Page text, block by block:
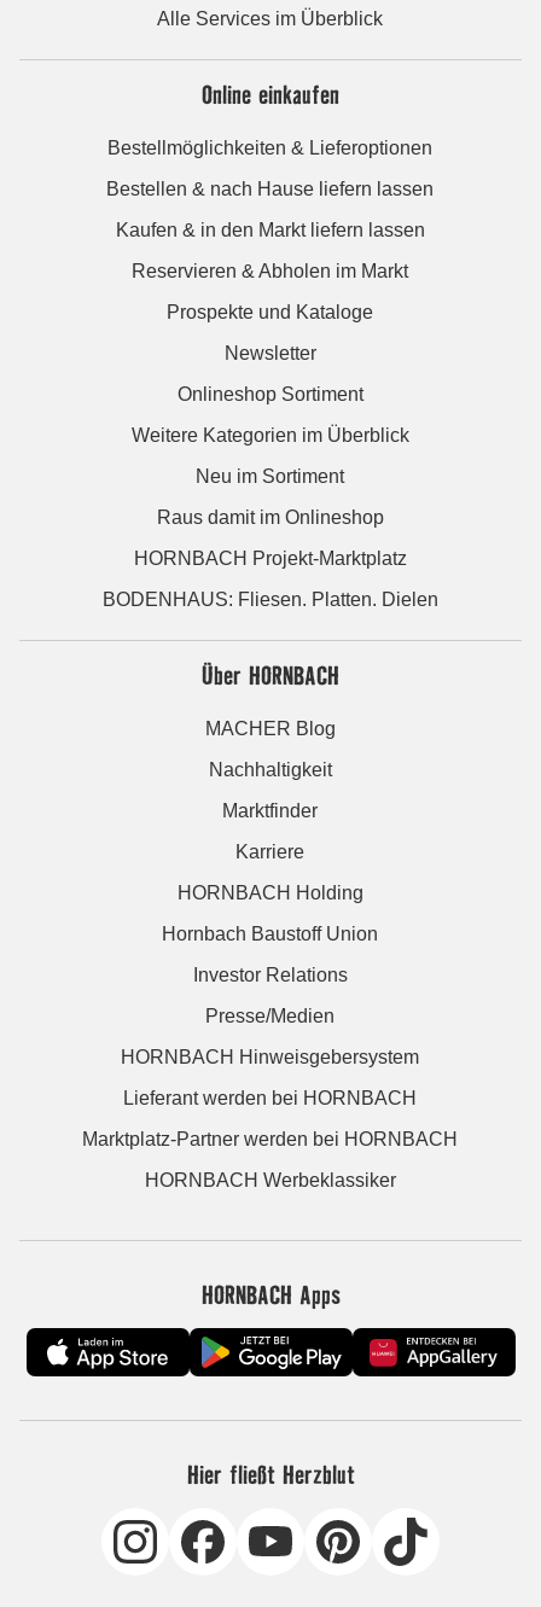
Alle Services im Überblick
Online einkaufen
Bestellmöglichkeiten & Lieferoptionen
Bestellen & nach Hause liefern lassen
Kaufen & in den Markt liefern lassen
Reservieren & Abholen im Markt
Prospekte und Kataloge
Newsletter
Onlineshop Sortiment
Weitere Kategorien im Überblick
Neu im Sortiment
Raus damit im Onlineshop
HORNBACH Projekt-Marktplatz
BODENHAUS: Fliesen. Platten. Dielen
Über HORNBACH
MACHER Blog
Nachhaltigkeit
Marktfinder
Karriere
HORNBACH Holding
Hornbach Baustoff Union
Investor Relations
Presse/Medien
HORNBACH Hinweisgebersystem
Lieferant werden bei HORNBACH
Marktplatz-Partner werden bei HORNBACH
HORNBACH Werbeklassiker
HORNBACH Apps
Hier fließt Herzblut